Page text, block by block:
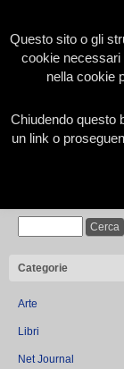
Home
Categorie
Arte
Libri
Net Journal
Questo sito o gli
cookie necessari
nella cookie
Chiudendo questo
un link o